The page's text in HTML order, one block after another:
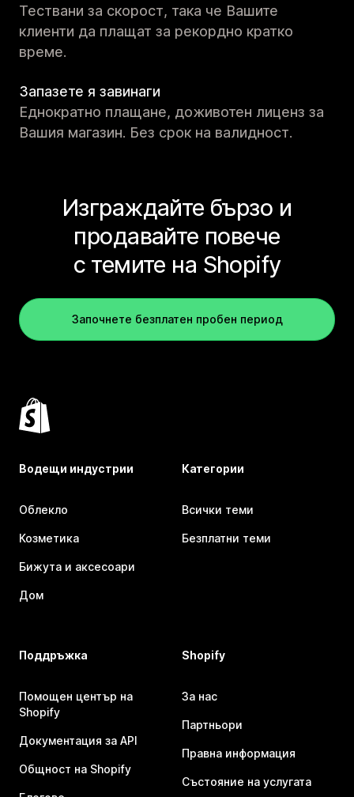
Тествани за скорост, така че Вашите
клиенти да плащат за рекордно кратко
време.
Запазете я завинаги
Еднократно плащане, доживотен лиценз за
Вашия магазин. Без срок на валидност.
Изграждайте бързо и
продавайте повече
с темите на Shopify
Започнете безплатен пробен период
Водещи индустрии
Облекло
Козметика
Бижута и аксесоари
Дом
Категории
Всички теми
Безплатни теми
Поддръжка
Помощен център на
Shopify
Документация за API
Общност на Shopify
Shopify
За нас
Партньори
Правна информация
Състояние на услугата